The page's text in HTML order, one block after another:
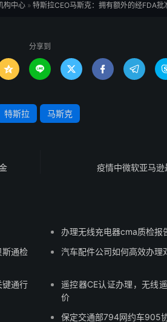
构中心» 特斯拉CEO马斯克：拥有额外的经FDA批
分享到
    
特斯拉 马斯克
疫情中微软亚马
办理无线充电器cma质检报
斯通检
汽车配件公司如何高效办理
键通行
遥控器CE认证办理，无线
价
保定交通部794网约车905